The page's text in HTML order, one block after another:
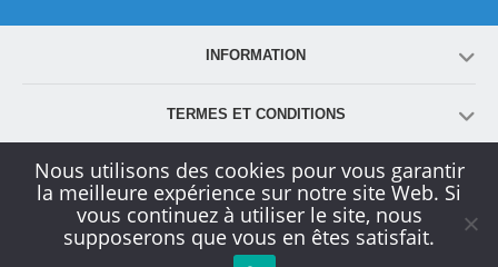
INFORMATION
TERMES ET CONDITIONS
COMPTE
SERVICE CLIENT
Nous utilisons des cookies pour vous garantir
la meilleure expérience sur notre site Web. Si
vous continuez à utiliser le site, nous
supposerons que vous en êtes satisfait.